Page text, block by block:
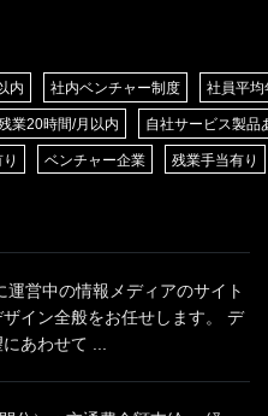
内 社内ベンチャー制度 社員平
業20時間/月以内 自社サービス製品
ベンチャー企業 残業手当有り
営中の情報メディアのサイト
イン全般をお任せします。 デ
あわせて ...